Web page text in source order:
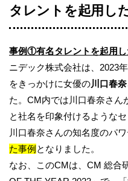
タレントを起用し
事例①有名タレントを起用
ニデック株式会社は、2023
をきっかけに女優の川口春
た。CM内では川口春奈さん
と社名を印象付けるような
川口春奈さんの知名度のパ
た事例となりました。
なお、このCMは、CM 総合